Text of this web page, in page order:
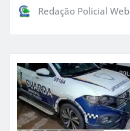
Redação Policial Web